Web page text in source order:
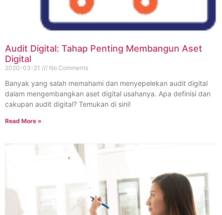
Audit Digital: Tahap Penting Membangun Aset
Digital
2020-03-21 No Comments
Banyak yang salah memahami dan menyepelekan audit digital
dalam mengembangkan aset digital usahanya. Apa definisi dan
cakupan audit digital? Temukan di sini!
Read More »